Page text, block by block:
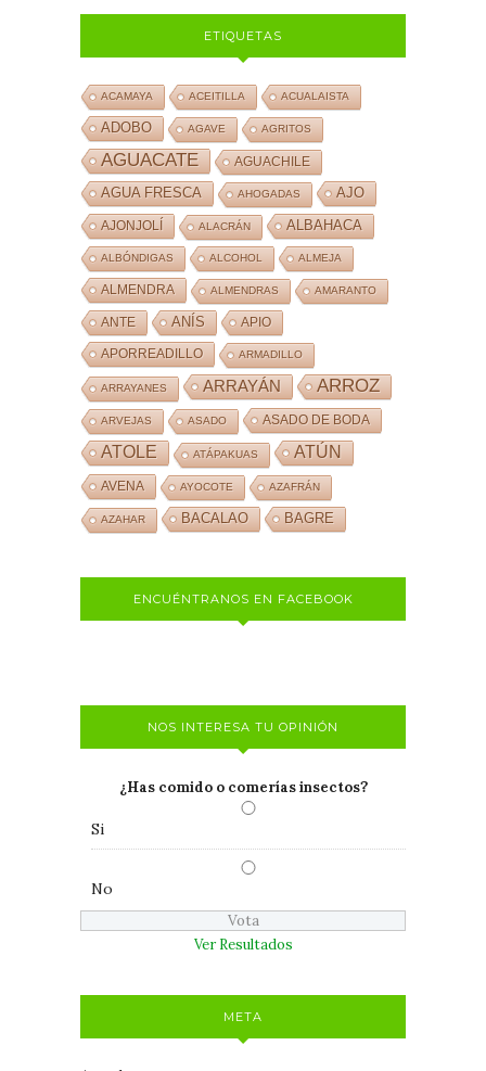
ETIQUETAS
ACAMAYA ACEITILLA ACUALAISTA
ADOBO AGAVE AGRITOS
AGUACATE AGUACHILE
AGUA FRESCA AHOGADAS AJO
AJONJOLÍ ALACRÁN ALBAHACA
ALBÓNDIGAS ALCOHOL ALMEJA
ALMENDRA ALMENDRAS AMARANTO
ANTE ANÍS APIO
APORREADILLO ARMADILLO
ARRAYANES ARRAYÁN ARROZ
ARVEJAS ASADO ASADO DE BODA
ATOLE ATÁPAKUAS ATÚN
AVENA AYOCOTE AZAFRÁN
AZAHAR BACALAO BAGRE
ENCUÉNTRANOS EN FACEBOOK
NOS INTERESA TU OPINIÓN
¿Has comido o comerías insectos?
Si
No
Ver Resultados
META